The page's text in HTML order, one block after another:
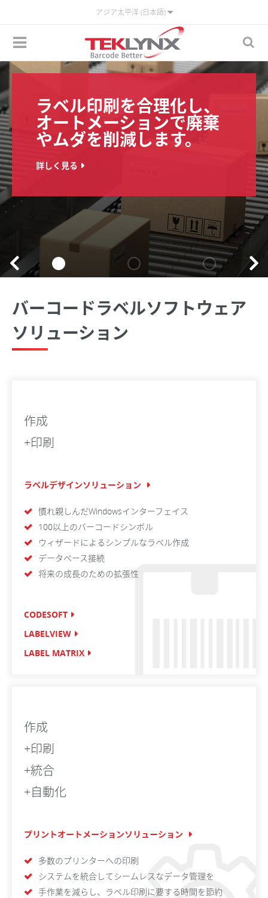
アジア太平洋 (日本語)
ラベル印刷を合理化し、
オートメーションで廃棄
やムダを削減します。
詳しく見る
バーコードラベルソフトウェア
ソリューション
作成
+印刷
ラベルデザインソリューション
慣れ親しんだWindowsインターフェイス
100以上のバーコードシンボル
ウィザードによるシンプルなラベル作成
データベース接続
将来の成長のための拡張性
CODESOFT
LABELVIEW
LABEL MATRIX
作成
+印刷
+統合
+自動化
プリントオートメーションソリューション
多数のプリンターへの印刷
システムを統合してシームレスなデータ管理を
手作業を減らし、ラベル印刷に要する時間を節約